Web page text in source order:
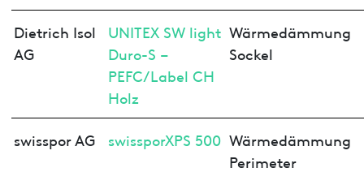
Dietrich Isol
AG
UNITEX SW light
Duro-S –
PEFC/Label CH
Holz
Wärmedämmung
Sockel
swisspor AG swissporXPS 500 Wärmedämmung
Perimeter